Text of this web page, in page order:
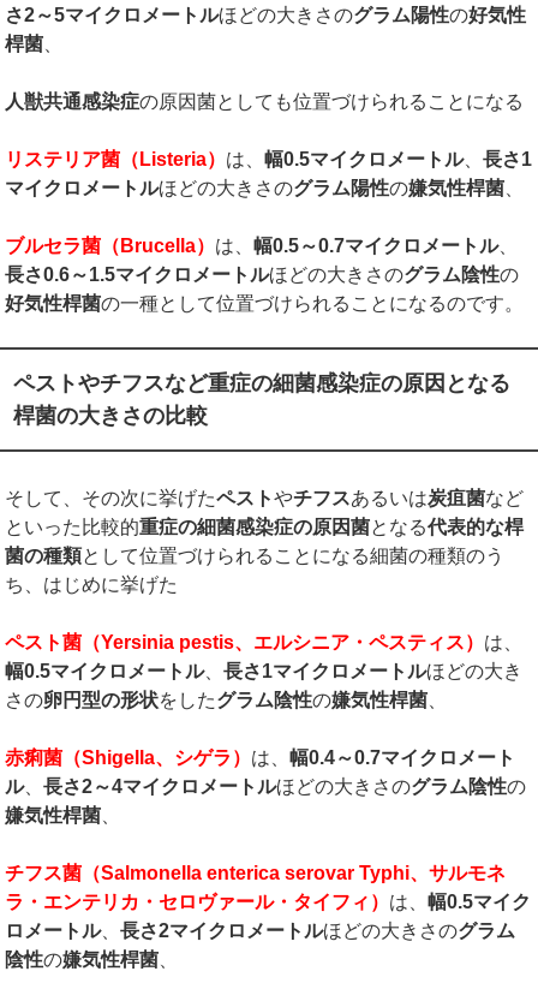
さ2～5マイクロメートルほどの大きさのグラム陽性の好気性
桿菌
人獣共通感染症の原因菌としても位置づけられることになる
リステリア菌（ Listeria） は、幅0.5マイクロメートル、長さ1
マイクロメートルほどの大きさのグラム陽性の嫌気性桿菌
ブルセラ菌（ Brucella） は、幅0.5～0.7マイクロメートル、
長さ0.6～1.5マイクロメートルほどの大きさのグラム陰性の
好気性桿菌の一種として位置づけられることになるのです。
ペストやチフスなど重症の細菌感染症の原因となる
桿菌の大きさの比較
そして、その次に挙げたペストやチフスあるいは炭疽菌など
といった比較的重症の細菌感染症の原因菌となる代表的な桿
菌の種類として位置づけられることになる細菌の種類のう
ち、はじめに挙げた
ペスト菌（Yersinia pestis、エルシニア・ペスティス） は、
幅0.5マイクロメートル、長さ1マイクロメートルほどの大き
さの卵円型の形状をしたグラム陰性の嫌気性桿菌
赤痢菌（Shigella、シゲラ） は、幅0.4～0.7マイクロメート
ル、長さ2～4マイクロメートルほどの大きさのグラム陰性の
嫌気性桿菌
チフス菌（Salmonella enterica serovar Typhi、サルモネ
ラ・エンテリカ・セロヴァール・タイフィ） は、幅0.5マイク
ロメートル、長さ2マイクロメートルほどの大きさのグラム
陰性の嫌気性桿菌